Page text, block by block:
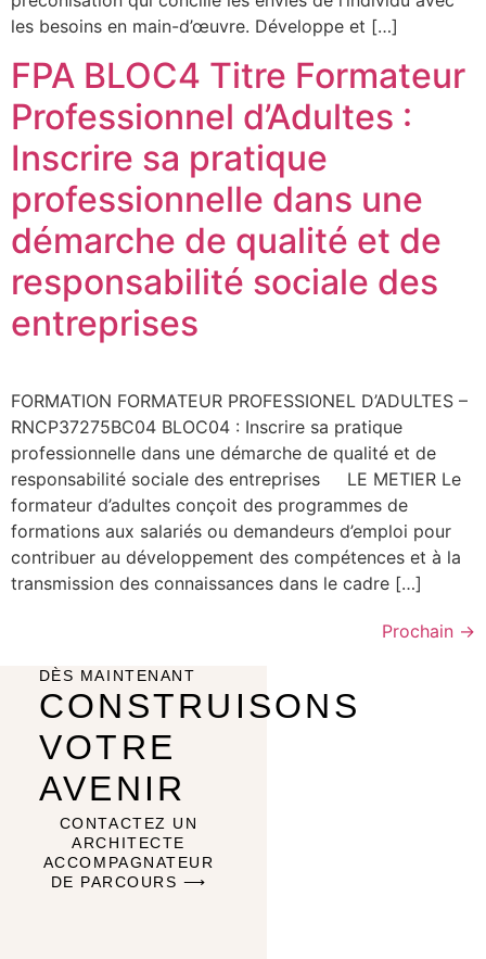
les besoins en main-d’œuvre. Développe et […]
FPA BLOC4 Titre Formateur
Professionnel d’Adultes :
Inscrire sa pratique
professionnelle dans une
démarche de qualité et de
responsabilité sociale des
entreprises
FORMATION FORMATEUR PROFESSIONEL D’ADULTES –
RNCP37275BC04 BLOC04 : Inscrire sa pratique
professionnelle dans une démarche de qualité et de
responsabilité sociale des entreprises LE METIER Le
formateur d’adultes conçoit des programmes de
formations aux salariés ou demandeurs d’emploi pour
contribuer au développement des compétences et à la
transmission des connaissances dans le cadre […]
Prochain →
DÈS MAINTENANT
CONSTRUISONS
VOTRE
AVENIR
CONTACTEZ UN
ARCHITECTE
ACCOMPAGNATEUR
DE PARCOURS ⟶